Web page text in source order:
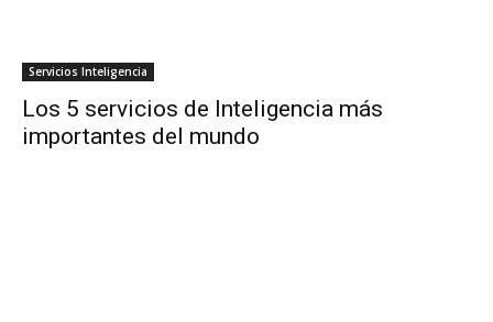
Servicios Inteligencia
Los 5 servicios de Inteligencia más
importantes del mundo